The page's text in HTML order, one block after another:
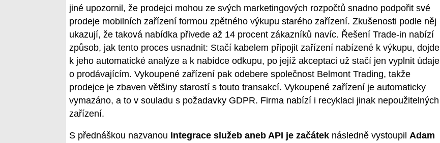
jiné upozornil, že prodejci mohou ze svých marketingových rozpočtů snadno podpořit své
prodeje mobilních zařízení formou zpětného výkupu starého zařízení. Zkušenosti podle něj
ukazují, že taková nabídka přivede až 14 procent zákazníků navíc. Řešení Trade-in nabízí
způsob, jak tento proces usnadnit: Stačí kabelem připojit zařízení nabízené k výkupu, dojde
k jeho automatické analýze a k nabídce odkupu, po jejíž akceptaci už stačí jen vyplnit údaje
o prodávajícím. Vykoupené zařízení pak odebere společnost Belmont Trading, takže
prodejce je zbaven většiny starostí s touto transakcí. Vykoupené zařízení je automaticky
vymazáno, a to v souladu s požadavky GDPR. Firma nabízí i recyklaci jinak nepoužitelných
zařízení.
S přednáškou nazvanou Integrace služeb aneb API je začátek následně vystoupil Adam